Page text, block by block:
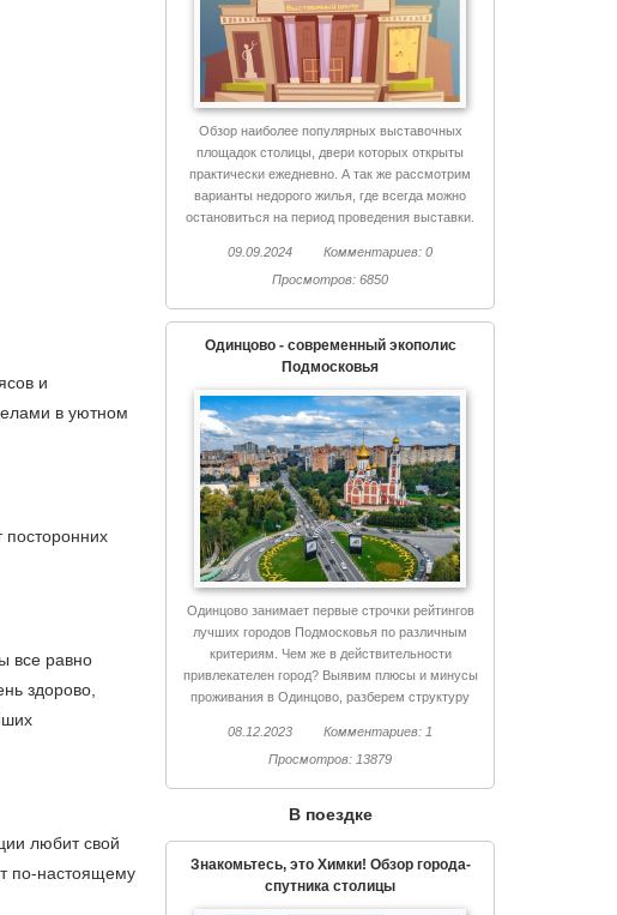
и
в уютном
посторонних
все равно
здорово,
любит свой
по-настоящему
Обзор наиболее популярных выставочных
площадок столицы, двери которых открыты
практически ежедневно. А так же рассмотрим
варианты недорого жилья, где всегда можно
остановиться на период проведения выставки.
09.09.2024
Комментариев: 0
Просмотров: 6850
Одинцово - современный экополис
Подмосковья
Одинцово занимает первые строчки рейтингов
лучших городов Подмосковья по различным
критериям. Чем же в действительности
привлекателен город? Выявим плюсы и минусы
проживания в Одинцово, разберем структуру
интересного.
08.12.2023
Комментариев: 1
Просмотров: 13879
В поездке
Знакомьтесь, это Химки! Обзор города-
спутника столицы